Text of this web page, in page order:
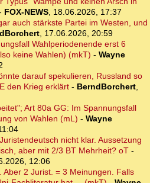
FOX-NEWS, 18.06.2026, 17:37
auch stärkste Partei im Westen, und
, 17.06.2026, 20:59
Wahlperiodenende erst 6
keine Wahlen) (mkT) - Wayne
darauf spekulieren, Russland so
den Krieg erklärt - BerndBorchert,
Art 80a GG: Im Spannungsfall
von Wahlen (mL) - Wayne
nicht klar. Aussetzung
aber mit 2/3 BT Mehrheit? oT -
12:06
Aber 2 Jurist. = 3 Meinungen. Falls